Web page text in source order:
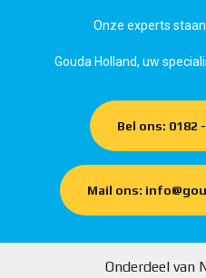
Onze experts
Gouda Holland, uw
Bel ons: 0182
Mail ons:
Onderdeel van